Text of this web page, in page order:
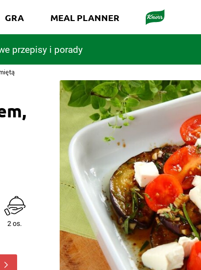
przepisy i porady
GRA MEAL PLANNER
2 os.